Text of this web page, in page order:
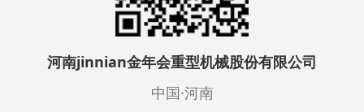
河南jinnian金年会重型机械股份有限公司
中国·河南